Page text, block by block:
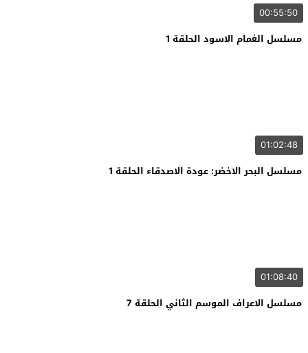
00:55:50
مسلسل الغمام الاسود الحلقة 1
01:02:48
مسلسل البحر الاخضر: عودة الاصدقاء الحلقة 1
01:08:40
مسلسل الاعراف الموسم الثاني الحلقة 7